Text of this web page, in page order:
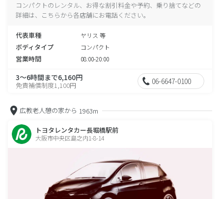
コンパクトのレンタル、お得な割引料金や予約、乗り捨てなどの
詳細は、こちらから各店舗にお電話ください。
代表車種 ヤリス 等
ボディタイプ コンパクト
営業時間 08:00-20:00
3～6時間まで6,160円
免責補償制度1,100円 06-6647-0100
広教老人憩の家から 1963m
トヨタレンタカー長堀橋駅前
大阪市中央区島之内1-8-14